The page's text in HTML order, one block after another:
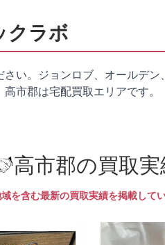
クラボ
い。ジョンロブ、オールデ
高市郡は宅配買取エリアです。
高市郡の買取
を含む最新の買取実績を掲載して